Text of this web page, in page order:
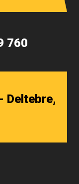
760
Deltebre,